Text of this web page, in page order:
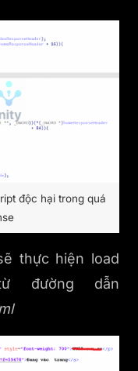
độc hại trong quá
thực hiện load
đường dẫn